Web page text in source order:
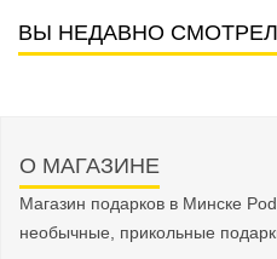
ВЫ НЕДАВНО
О МАГАЗИНЕ
Магазин подарков в Минске
необычные, прикольные